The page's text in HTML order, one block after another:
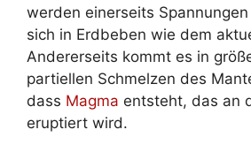
werden einerseits
sich in Erdbeben wie dem
Andererseits kommt es in
partiellen Schmelzen des
dass Magma entsteht, das an
eruptiert wird.